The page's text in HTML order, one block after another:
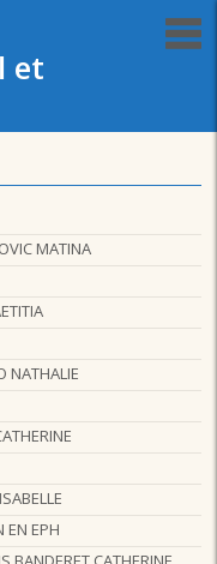
et
MATINA
NATHALIE
EN EPH